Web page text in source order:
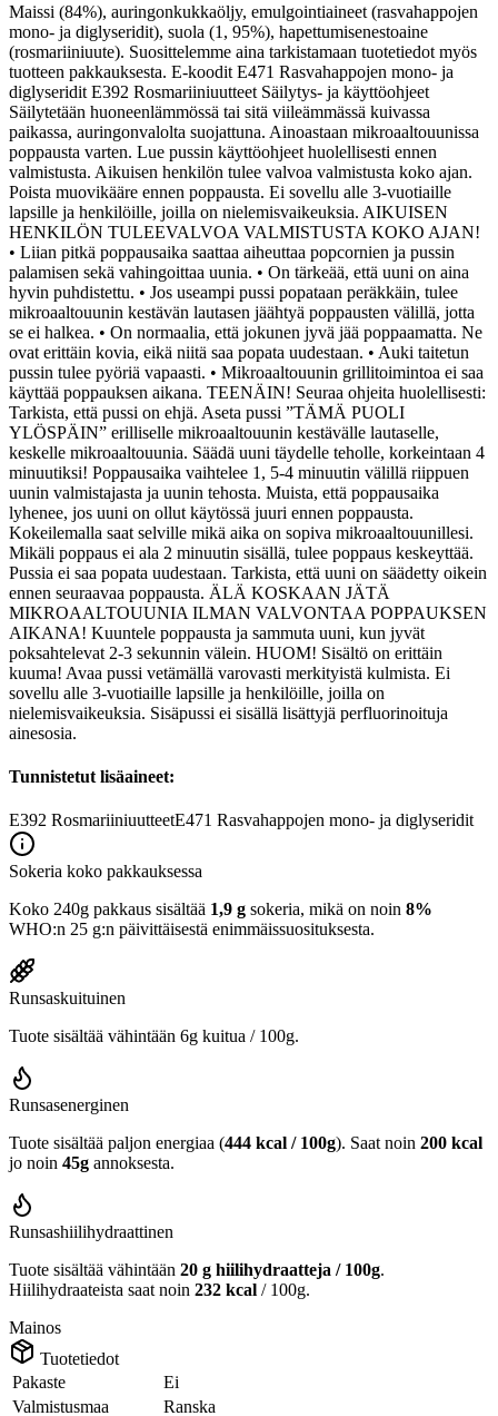
Maissi (84%), auringonkukkaöljy, emulgointiaineet (rasvahappojen
mono- ja diglyseridit), suola (1, 95%), hapettumisenestoaine
(rosmariiniuute). Suosittelemme aina tarkistamaan tuotetiedot myös
tuotteen pakkauksesta. E-koodit E471 Rasvahappojen mono- ja
diglyseridit E392 Rosmariiniuutteet Säilytys- ja käyttöohjeet
Säilytetään huoneenlämmössä tai sitä viileämmässä kuivassa
paikassa, auringonvalolta suojattuna. Ainoastaan mikroaaltouunissa
poppausta varten. Lue pussin käyttöohjeet huolellisesti ennen
valmistusta. Aikuisen henkilön tulee valvoa valmistusta koko ajan.
Poista muovikääre ennen poppausta. Ei sovellu alle 3-vuotiaille
lapsille ja henkilöille, joilla on nielemisvaikeuksia. AIKUISEN
HENKILÖN TULEEVALVOA VALMISTUSTA KOKO AJAN!
• Liian pitkä poppausaika saattaa aiheuttaa popcornien ja pussin
palamisen sekä vahingoittaa uunia. • On tärkeää, että uuni on aina
hyvin puhdistettu. • Jos useampi pussi popataan peräkkäin, tulee
mikroaaltouunin kestävän lautasen jäähtyä poppausten välillä, jotta
se ei halkea. • On normaalia, että jokunen jyvä jää poppaamatta. Ne
ovat erittäin kovia, eikä niitä saa popata uudestaan. • Auki taitetun
pussin tulee pyöriä vapaasti. • Mikroaaltouunin grillitoimintoa ei saa
käyttää poppauksen aikana. TEENÄIN! Seuraa ohjeita huolellisesti:
Tarkista, että pussi on ehjä. Aseta pussi ”TÄMÄ PUOLI
YLÖSPÄIN” erilliselle mikroaaltouunin kestävälle lautaselle,
keskelle mikroaaltouunia. Säädä uuni täydelle teholle, korkeintaan 4
minuutiksi! Poppausaika vaihtelee 1, 5-4 minuutin välillä riippuen
uunin valmistajasta ja uunin tehosta. Muista, että poppausaika
lyhenee, jos uuni on ollut käytössä juuri ennen poppausta.
Kokeilemalla saat selville mikä aika on sopiva mikroaaltouunillesi.
Mikäli poppaus ei ala 2 minuutin sisällä, tulee poppaus keskeyttää.
Pussia ei saa popata uudestaan. Tarkista, että uuni on säädetty oikein
ennen seuraavaa poppausta. ÄLÄ KOSKAAN JÄTÄ
MIKROAALTOUUNIA ILMAN VALVONTAA POPPAUKSEN
AIKANA! Kuuntele poppausta ja sammuta uuni, kun jyvät
poksahtelevat 2-3 sekunnin välein. HUOM! Sisältö on erittäin
kuuma! Avaa pussi vetämällä varovasti merkityistä kulmista. Ei
sovellu alle 3-vuotiaille lapsille ja henkilöille, joilla on
nielemisvaikeuksia. Sisäpussi ei sisällä lisättyjä perfluorinoituja
ainesosia.
Tunnistetut lisäaineet:
E392 RosmariiniuutteetE471 Rasvahappojen mono- ja diglyseridit
Sokeria koko pakkauksessa
Koko 240g pakkaus sisältää 1,9 g sokeria, mikä on noin 8%
WHO:n 25 g:n päivittäisestä enimmäissuosituksesta.
Runsaskuituinen
Tuote sisältää vähintään 6g kuitua / 100g.
Runsasenerginen
Tuote sisältää paljon energiaa (444 kcal / 100g). Saat noin 200 kcal
jo noin 45g annoksesta.
Runsashiilihydraattinen
Tuote sisältää vähintään 20 g hiilihydraatteja / 100g.
Hiilihydraateista saat noin 232 kcal / 100g.
Mainos
Tuotetiedot
Pakaste
Ei
Valmistusmaa
Ranska